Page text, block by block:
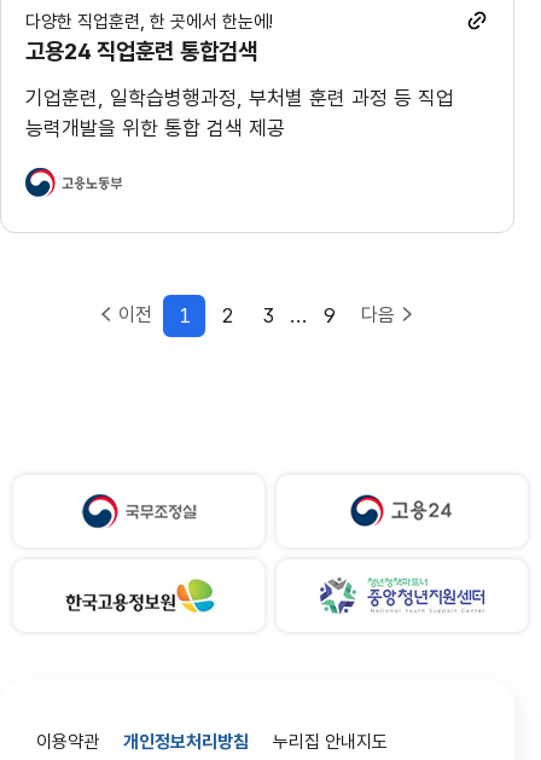
다양한 직업훈련, 한 곳에서 한눈에!
고용24 직업훈련 통합검색
기업훈련, 일학습병행과정, 부처별 훈련 과정 등 직업
능력개발을 위한 통합 검색 제공
이전 1 2 3 ... 9 다음
이용약관 개인정보처리방침
누리집 안내지도